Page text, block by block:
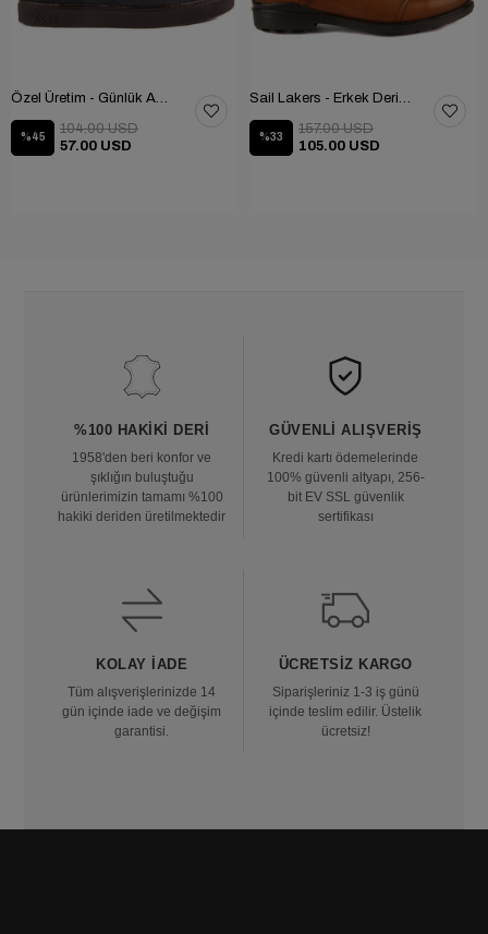
%45
57.00 USD
104.00 USD
%33
105.00 USD
157.00 USD
%100 HAKIKI DERI
1958'den beri konfor ve
şıklığın buluştuğu
ürünlerimizin tamamı %100
hakiki deriden üretilmektedir
GÜVENLI ALIŞVERIŞ
Kredi kartı ödemelerinde
100% güvenli altyapı, 256-
bit EV SSL güvenlik
sertifikası
KOLAY İADE
Tüm alışverişlerinizde 14
gün içinde iade ve değişim
garantisi.
ÜCRETSIZ KARGO
Siparişleriniz 1-3 iş günü
içinde teslim edilir. Üstelik
ücretsiz!